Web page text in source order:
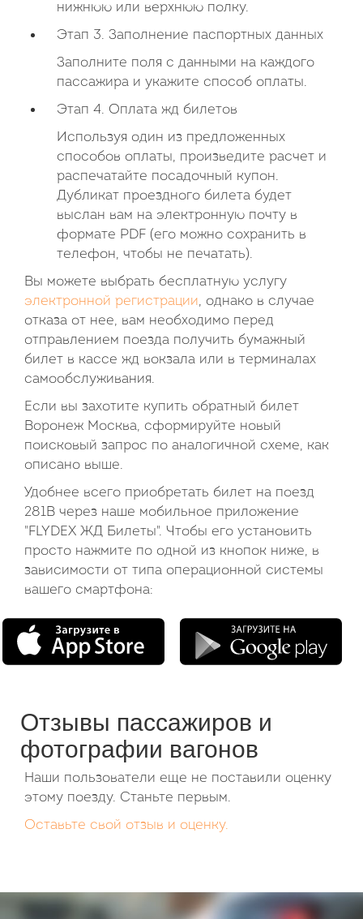
нижнюю или верхнюю полку.
Этап 3. Заполнение паспортных данных
Заполните поля с данными на каждого
пассажира и укажите способ оплаты.
Этап 4. Оплата жд билетов
Используя один из предложенных
способов оплаты, произведите расчет и
распечатайте посадочный купон.
Дубликат проездного билета будет
выслан вам на электронную почту в
формате PDF (его можно сохранить в
телефон, чтобы не печатать).
Вы можете выбрать бесплатную услугу
электронной регистрации, однако в случае
отказа от нее, вам необходимо перед
отправлением поезда получить бумажный
билет в кассе жд вокзала или в терминалах
самообслуживания.
Если вы захотите купить обратный билет
Воронеж Москва, сформируйте новый
поисковый запрос по аналогичной схеме, как
описано выше.
Удобнее всего приобретать билет на поезд
281В через наше мобильное приложение
"FLYDEX ЖД Билеты". Чтобы его установить
просто нажмите по одной из кнопок ниже, в
зависимости от типа операционной системы
вашего смартфона:
Отзывы пассажиров и
фотографии вагонов
Наши пользователи еще не поставили оценку
этому поезду. Станьте первым.
Оставьте свой отзыв и оценку.